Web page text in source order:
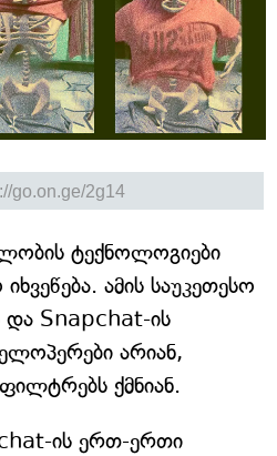
ტექნოლოგიები
ამის საუკეთესო
და Snapchat-ის
არიან,
ქმნიან.
ის ერთ-ერთი